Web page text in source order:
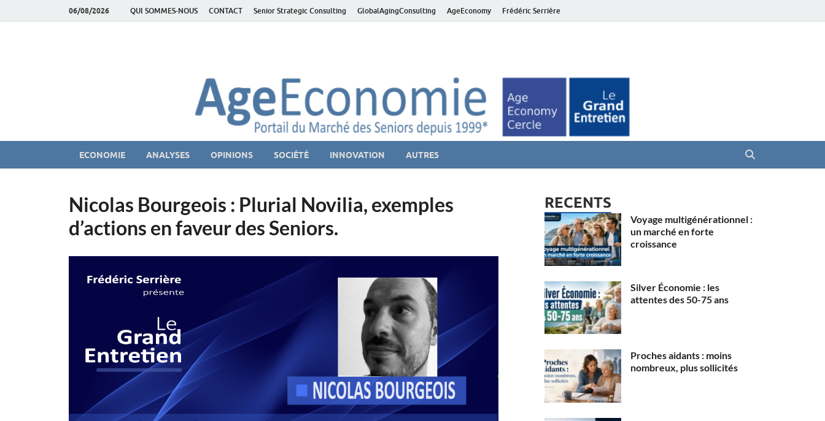
06/08/2026 QUI SOMMES-NOUS CONTACT Senior Strategic Consulting GlobalAgingConsulting AgeEconomy Frédéric Serrière
ECONOMIE ANALYSES OPINIONS SOCIÉTÉ INNOVATION AUTRES
Nicolas Bourgeois : Plurial Novilia, exemples
d’actions en faveur des Seniors.
RECENTS
Voyage multigénérationnel :
un marché en forte
croissance
Silver Économie : les
attentes des 50-75 ans
Proches aidants : moins
nombreux, plus sollicités